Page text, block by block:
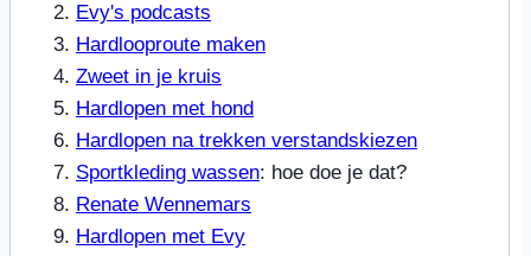
Evy's podcasts
Hardlooproute maken
Zweet in je kruis
Hardlopen met hond
Hardlopen na trekken verstandskiezen
Sportkleding wassen: hoe doe je dat?
Renate Wennemars
Hardlopen met Evy